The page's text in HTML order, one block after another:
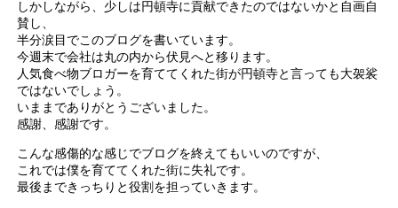
しかしながら、少しは円頓寺に貢献できたのではないかと自画自
賛し、
半分涙目でこのブログを書いています。
今週末で会社は丸の内から伏見へと移ります。
人気食べ物ブロガーを育ててくれた街が円頓寺と言っても大袈裟
ではないでしょう。
いままでありがとうございました。
感謝、感謝です。
こんな感傷的な感じでブログを終えてもいいのですが、
これでは僕を育ててくれた街に失礼です。
最後まできっちりと役割を担っていきます。